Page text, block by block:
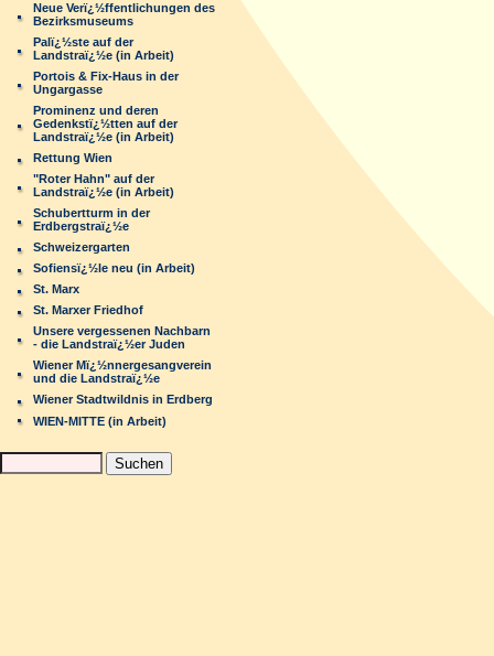
Neue Verï¿½ffentlichungen des
Bezirksmuseums
Palï¿½ste auf der
Landstraï¿½e (in Arbeit)
Portois & Fix-Haus in der
Ungargasse
Prominenz und deren
Gedenkstï¿½tten auf der
Landstraï¿½e (in Arbeit)
Rettung Wien
"Roter Hahn" auf der
Landstraï¿½e (in Arbeit)
Schubertturm in der
Erdbergstraï¿½e
Schweizergarten
Sofiensï¿½le neu (in Arbeit)
St. Marx
St. Marxer Friedhof
Unsere vergessenen Nachbarn
- die Landstraï¿½er Juden
Wiener Mï¿½nnergesangverein
und die Landstraï¿½e
Wiener Stadtwildnis in Erdberg
WIEN-MITTE (in Arbeit)